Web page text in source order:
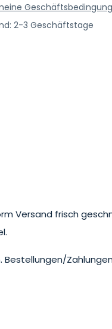
2-3 Geschäftstage
Versand frisch